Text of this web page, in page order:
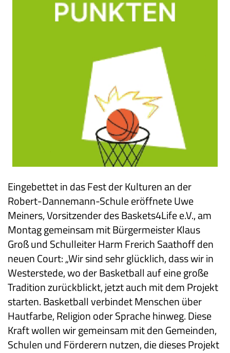
Eingebettet in das Fest der Kulturen an der
Robert-Dannemann-Schule eröffnete Uwe
Meiners, Vorsitzender des Baskets4Life e.V., am
Montag gemeinsam mit Bürgermeister Klaus
Groß und Schulleiter Harm Frerich Saathoff den
neuen Court: „Wir sind sehr glücklich, dass wir in
Westerstede, wo der Basketball auf eine große
Tradition zurückblickt, jetzt auch mit dem Projekt
starten. Basketball verbindet Menschen über
Hautfarbe, Religion oder Sprache hinweg. Diese
Kraft wollen wir gemeinsam mit den Gemeinden,
Schulen und Förderern nutzen, die dieses Projekt